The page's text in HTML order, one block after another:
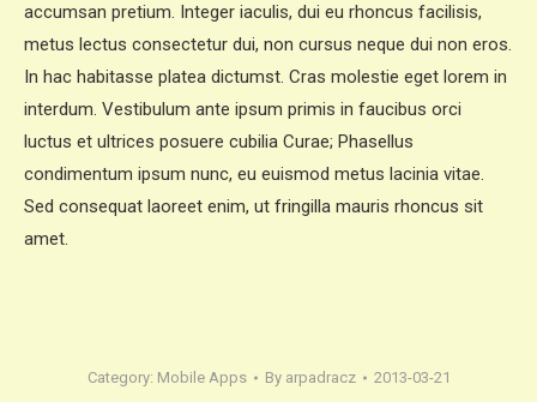
accumsan pretium. Integer iaculis, dui eu rhoncus facilisis,
metus lectus consectetur dui, non cursus neque dui non eros.
In hac habitasse platea dictumst. Cras molestie eget lorem in
interdum. Vestibulum ante ipsum primis in faucibus orci
luctus et ultrices posuere cubilia Curae; Phasellus
condimentum ipsum nunc, eu euismod metus lacinia vitae.
Sed consequat laoreet enim, ut fringilla mauris rhoncus sit
amet.
Category: Mobile Apps By arpadracz 2013-03-21